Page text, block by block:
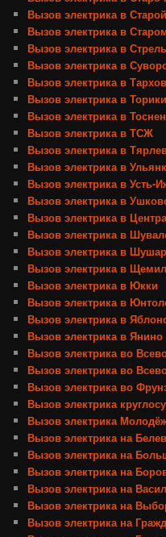
Вызов электрика в
Вызов электрика в
Вызов электрика в
Вызов электрика в
Вызов электрика в
Вызов электрика в Торики
Вызов электрика в
Вызов электрика в ТСЖ
Вызов электрика в
Вызов электрика в
Вызов электрика в Усть-
Вызов электрика в
Вызов электрика в
Вызов электрика в
Вызов электрика в
Вызов электрика в
Вызов электрика в Юкки
Вызов электрика в
Вызов электрика в
Вызов электрика в Янино
Вызов электрика во
Вызов электрика во
Вызов электрика во
Вызов электрика
Вызов электрика
Вызов электрика на
Вызов электрика на
Вызов электрика на
Вызов электрика на
Вызов электрика на
Вызов электрика на